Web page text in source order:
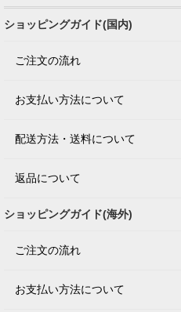
ショッピングガイド(国内)
ご注文の流れ
お支払い方法について
配送方法・送料について
返品について
ショッピングガイド(海外)
ご注文の流れ
お支払い方法について